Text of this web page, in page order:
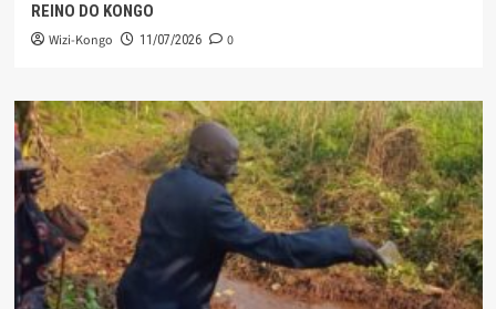
REINO DO KONGO
Wizi-Kongo 11/07/2026 0